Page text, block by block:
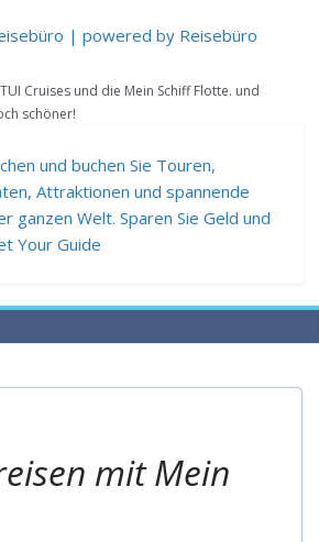
Cruises und die Mein Schiff Flotte. und
schöner!
mit Mein